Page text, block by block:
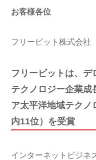
お客様各位
フリービット株式会社
フリービットは、
テクノロジー企業成
ア太平洋地域テクノ
内11位）を受賞
インターネットビジネ